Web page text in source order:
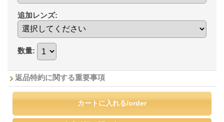
追加レンズ:
数量:
返品特約に関する重要事項